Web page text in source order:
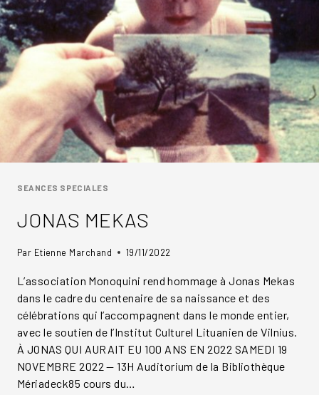
SEANCES SPECIALES
JONAS MEKAS
Par Etienne Marchand 19/11/2022
L’association Monoquini rend hommage à Jonas Mekas
dans le cadre du centenaire de sa naissance et des
célébrations qui l’accompagnent dans le monde entier,
avec le soutien de l’Institut Culturel Lituanien de Vilnius.
À JONAS QUI AURAIT EU 100 ANS EN 2022 SAMEDI 19
NOVEMBRE 2022 — 13H Auditorium de la Bibliothèque
Mériadeck85 cours du…